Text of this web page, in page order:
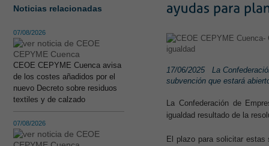
Noticias relacionadas
07/08/2026
CEOE CEPYME Cuenca avisa
de los costes añadidos por el
nuevo Decreto sobre residuos
textiles y de calzado
07/08/2026
17/06/2025
La
subvención que estará
La Confederación de
igualdad resultado de la
El plazo para solicitar